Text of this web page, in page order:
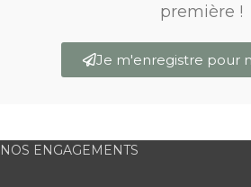
première !
Je m'enregistre pour
NOS ENGAGEMENTS